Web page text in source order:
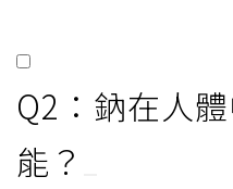
Q2：鈉在人
能？